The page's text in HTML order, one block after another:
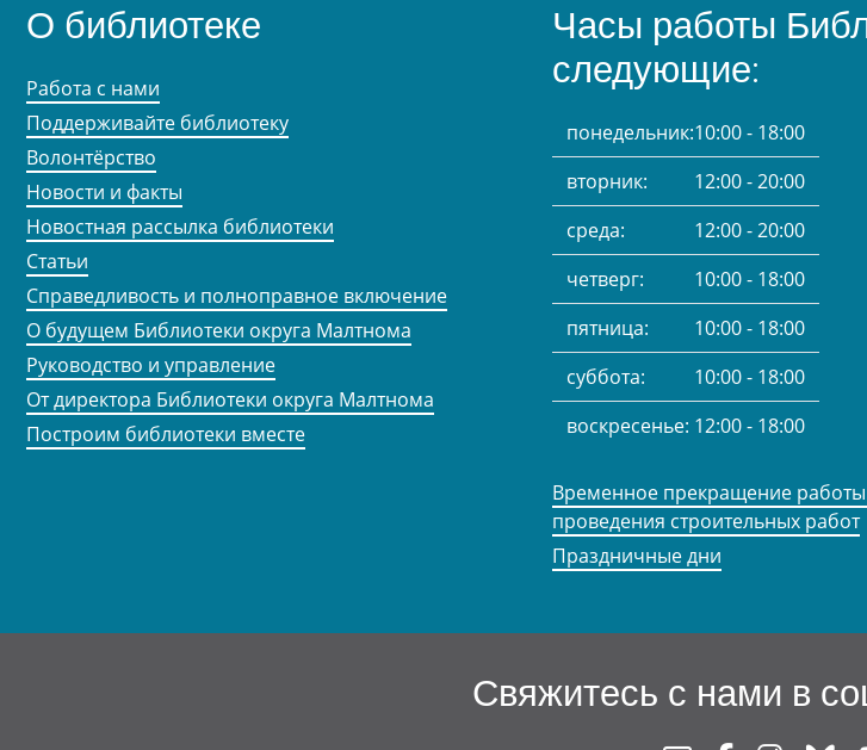
О библиотеке
Работа с нами
Поддерживайте библиотеку
Волонтёрство
Новости и факты
Новостная рассылка библиотеки
Статьи
Справедливость и полноправное включение
О будущем Библиотеки округа Малтнома
Руководство и управление
От директора Библиотеки округа Малтнома
Построим библиотеки вместе
Часы работы
следующие:
понедельник:10:00 - 18:00
вторник:
12:00 - 20:00
среда:
12:00 - 20:00
четверг:
10:00 - 18:00
пятница:
10:00 - 18:00
суббота:
10:00 - 18:00
воскресенье: 12:00 - 18:00
Временное прекращение работы
проведения строительных работ
Праздничные дни
Свяжитесь с нами в